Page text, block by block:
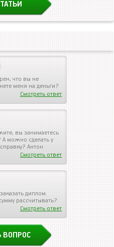
что вы не
меня на деньги?
Смотреть ответ
вы занимаетесь
можно сделать у
Антон
Смотреть ответ
диплом.
рассчитывать?
Смотреть ответ
ВОПРОС